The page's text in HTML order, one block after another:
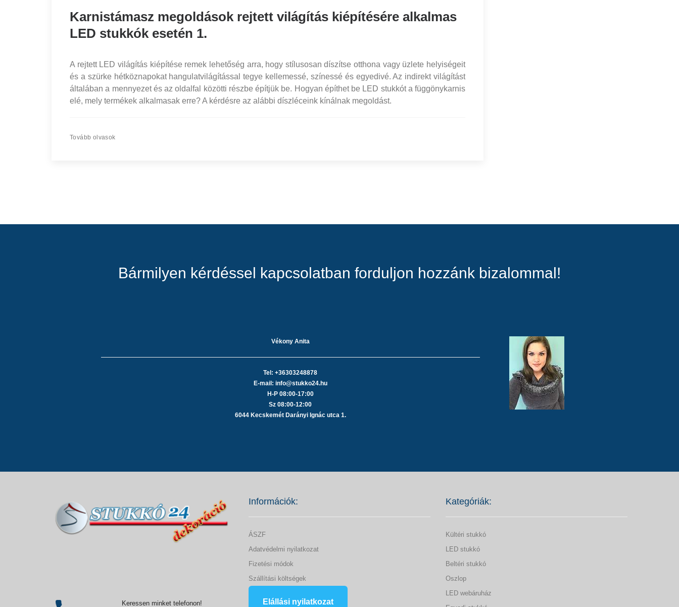
Karnistámasz megoldások rejtett világítás kiépítésére alkalmas
LED stukkók esetén 1.
A rejtett LED világítás kiépítése remek lehetőség arra, hogy stílusosan díszítse otthona vagy üzlete helyiségeit
és a szürke hétköznapokat hangulatvilágítással tegye kellemessé, színessé és egyedivé. Az indirekt világítást
általában a mennyezet és az oldalfal közötti részbe építjük be. Hogyan építhet be LED stukkót a függönykarnis
elé, mely termékek alkalmasak erre? A kérdésre az alábbi díszléceink kínálnak megoldást.
Tovább olvasok
Bármilyen kérdéssel kapcsolatban forduljon hozzánk bizalommal!
Vékony Anita
Tel: +36303248878
E-mail: info@stukko24.hu
H-P 08:00-17:00
Sz 08:00-12:00
6044 Kecskemét Darányi Ignác utca 1.
Keressen minket telefonon!
Információk:
ÁSZF
Adatvédelmi nyilatkozat
Fizetési módok
Szállítási költségek
Elállási nyilatkozat
Kategóriák:
Kültéri stukkó
LED stukkó
Beltéri stukkó
Oszlop
LED webáruház